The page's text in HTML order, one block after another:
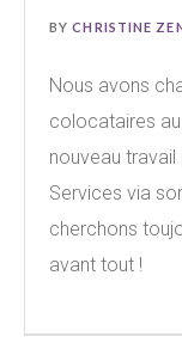
BYCHRISTINE
Nous avons
colocataires
nouveau
Services via
cherchons
avant tout !